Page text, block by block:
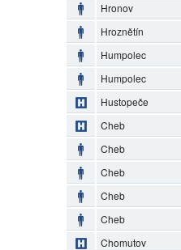
Hronov
Hroznětín
Humpolec
Humpolec
Hustopeče
Cheb
Cheb
Cheb
Cheb
Cheb
Chomutov